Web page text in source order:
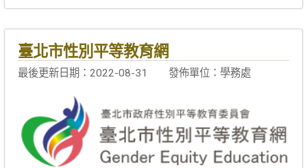
臺北市性別平等教育網
最後更新日期：2022-08-31 發佈單位：學務處